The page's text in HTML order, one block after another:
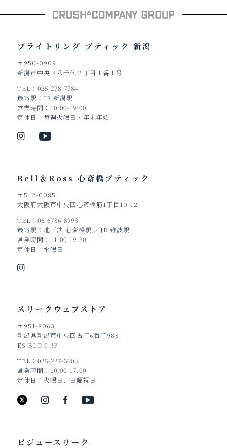
ブライトリング ブティック 新潟
〒950-0909
新潟市中央区八千代２丁目１番１号
TEL
025-278-7784
最寄駅
JR 新潟駅
営業時間
10:00-19:00
定休日
毎週火曜日・年末年始
Bell＆Ross 心斎橋ブティック
〒542-0085
大阪府大阪市中央区心斎橋筋1丁目10-12
TEL
06-6786-8993
最寄駅
地下鉄 心斎橋駅 ／JR 難波駅
営業時間
11:00-19:30
定休日
水曜日
スリークウェブストア
〒951-8063
新潟県新潟市中央区古町6番町988
ES BLDG 3F
TEL
025-227-3603
営業時間
10:00-17:00
定休日
火曜日、日曜祝日
ビジュースリーク